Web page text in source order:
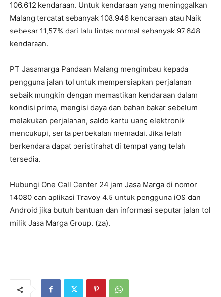
106.612 kendaraan. Untuk kendaraan yang meninggalkan
Malang tercatat sebanyak 108.946 kendaraan atau Naik
sebesar 11,57% dari lalu lintas normal sebanyak 97.648
kendaraan.
PT Jasamarga Pandaan Malang mengimbau kepada
pengguna jalan tol untuk mempersiapkan perjalanan
sebaik mungkin dengan memastikan kendaraan dalam
kondisi prima, mengisi daya dan bahan bakar sebelum
melakukan perjalanan, saldo kartu uang elektronik
mencukupi, serta perbekalan memadai. Jika lelah
berkendara dapat beristirahat di tempat yang telah
tersedia.
Hubungi One Call Center 24 jam Jasa Marga di nomor
14080 dan aplikasi Travoy 4.5 untuk pengguna iOS dan
Android jika butuh bantuan dan informasi seputar jalan tol
milik Jasa Marga Group. (za).